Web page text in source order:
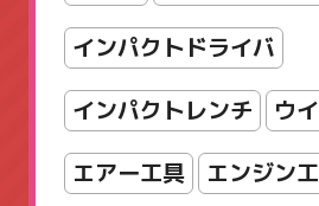
スリッパラック セット
ダイヤル錠 パンフレ
パーティション
インパクトドライバ
インパクトレンチ ウ
エアー工具 エンジン